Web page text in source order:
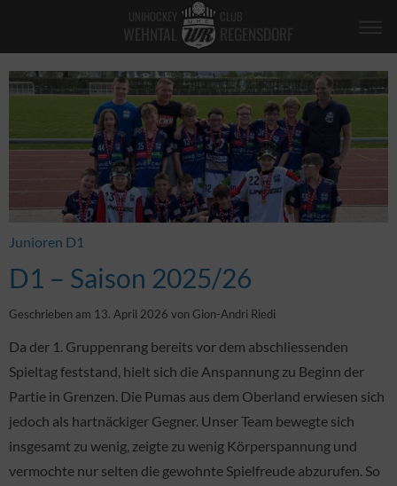
Junioren D1
D1 – Saison 2025/26
Geschrieben am 13. April 2026 von Gion-Andri Riedi
Da der 1. Gruppenrang bereits vor dem abschliessenden
Spieltag feststand, hielt sich die Anspannung zu Beginn der
Partie in Grenzen. Die Pumas aus dem Oberland erwiesen sich
jedoch als hartnäckiger Gegner. Unser Team bewegte sich
insgesamt zu wenig, zeigte zu wenig Körperspannung und
vermochte nur selten die gewohnte Spielfreude abzurufen. So